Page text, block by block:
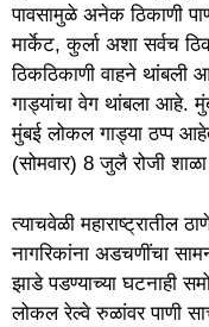
पावसामुळे अनेक ठिकाणी
मार्केट, कुर्ला अशा सर्वच
ठिकठिकाणी वाहने थांबली
गाड्यांचा वेग थांबला आहे.
मुंबई लोकल गाड्या ठप्प
(सोमवार) 8 जुलै रोजी
त्याचवेळी महाराष्ट्रातील
नागरिकांना अडचणींचा
झाडे पडण्याच्या घटनाही
लोकल रेल्वे रुळांवर पाणी